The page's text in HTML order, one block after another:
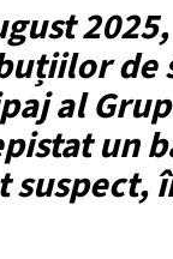
de
al
un